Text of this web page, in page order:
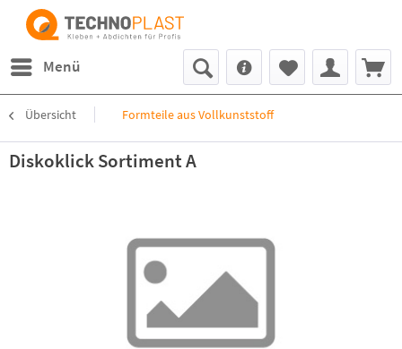
Menü
Übersicht Formteile aus Vollkunststoff
Diskoklick Sortiment A